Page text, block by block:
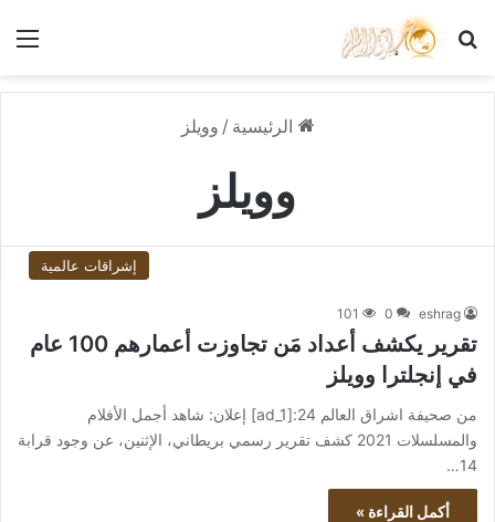
بحث عن
الرئيسية / وويلز
وويلز
إشراقات عالمية
eshrag
0
101
تقرير يكشف أعداد مَن تجاوزت أعمارهم 100 عام
في إنجلترا وويلز
من صحيفة اشراق العالم 24:[ad_1] إعلان: شاهد أجمل الأفلام
والمسلسلات 2021 كشف تقرير رسمي بريطاني، الإثنين، عن وجود قرابة
14…
أكمل القراءة »